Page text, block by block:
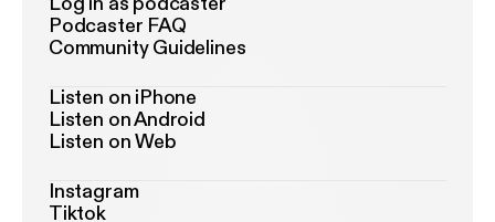
Podcaster FAQ
Community Guidelines
Listen on iPhone
Listen on Android
Listen on Web
Instagram
Tiktok